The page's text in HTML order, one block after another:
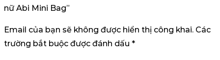
nữ Abi Mini Bag”
Email của bạn sẽ không được hiển thị công khai. Các
trường bắt buộc được đánh dấu *